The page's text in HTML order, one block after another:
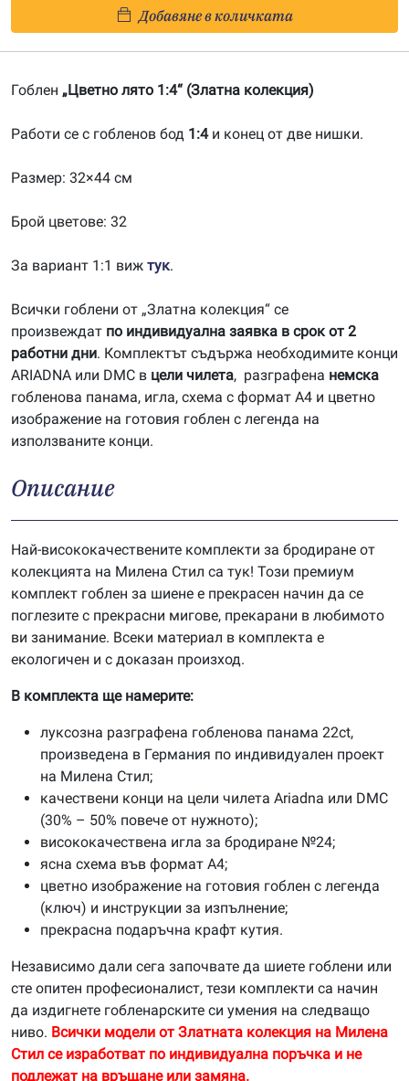
лято
1:4-
Добавяне в количката
Гоблен „Цветно лято 1:4“ (Златна колекция)
Работи се с гобленов бод 1:4и конец от две нишки.
Размер: 32×44 см
Брой цветове: 32
За вариант 1:1 виж тук.
Всички гоблени от „Златна колекция“ се
произвеждат по индивидуална заявка в срок от 2
работни дни. Комплектът съдържа необходимите конци
ARIADNA или DMC в цели чилета, разграфена немска
гобленова панама, игла, схема с формат А4 и цветно
изображение на готовия гоблен с легенда на
използваните конци.
Описание
Най-висококачествените комплекти за бродиране от
колекцията на Милена Стил са тук! Този премиум
комплект гоблен за шиене е прекрасен начин да се
поглезите с прекрасни мигове, прекарани в любимото
ви занимание. Всеки материал в комплекта е
екологичен и с доказан произход.
В комплекта ще намерите:
луксозна разграфена гобленова панама 22ct,
произведена в Германия по индивидуален проект
на Милена Стил;
качествени конци на цели чилета Ariadna или DMC
(30% – 50% повече от нужното);
висококачествена игла за бродиране №24;
ясна схема във формат А4;
цветно изображение на готовия гоблен с легенда
(ключ) и инструкции за изпълнение;
прекрасна подаръчна крафт кутия.
Независимо дали сега започвате да шиете гоблени или
сте опитен професионалист, тези комплекти са начин
да издигнете гобленарските си умения на следващо
ниво. Всички модели от Златната колекция на Милена
Стил се изработват по индивидуална поръчка и не
подлежат на връщане или замяна.